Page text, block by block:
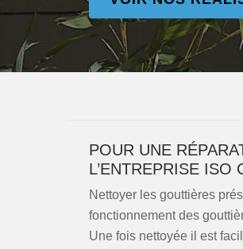
POUR UNE
L’ENTREPRISE ISO
Nettoyer les gouttières
fonctionnement des
Une fois nettoyée il est